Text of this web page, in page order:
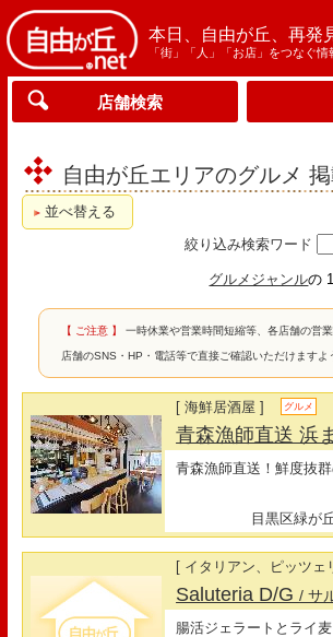
本日、自由が丘、再発
「街」「人」「お店」をつなぐ
店舗検索
自由が丘エリアのグルメ
並べ替える
絞り込み検索ワード
グルメジャンルの
【 ご注意 】 一時休業や営業時間短縮等、各店舗の営
店舗のSNS・HP・電話等で直接ご確認いただけますよ
[ 海鮮居酒屋 ] グルメ
青森漁師直送 浜
青森漁師直送！鮮度抜
目黒区緑が
[ イタリアン、ピッツェ
Saluteria D/G/ サ
腸活ジェラートとライ